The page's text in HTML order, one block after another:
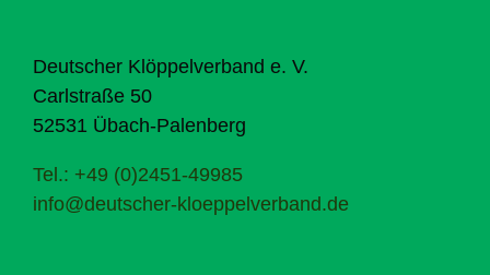
Deutscher Klöppelverband e. V.
Carlstraße 50
52531 Übach-Palenberg
Tel.: +49 (0)2451-49985
info@deutscher-kloeppelverband.de